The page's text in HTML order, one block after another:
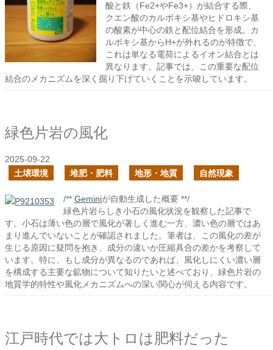
酸と鉄（Fe2+やFe3+）が結合する際、
クエン酸のカルボキシ基やヒドロキシ基
の酸素が中心の鉄と配位結合を形成。カ
ルボキシ基からH+が外れるのが特徴で、
これは単なる電荷によるイオン結合とは
異なります。記事では、この重要な配位
結合のメカニズムを深く掘り下げていくことを示唆しています。
緑色片岩の風化
2025-09-22
土壌環境
堆肥・肥料 地形・地質 自然現象
/** Geminiが自動生成した概要 **/
緑色片岩らしき小石の風化状況を観察した記事で
す。小石は薄い色の層で風化が著しく進む一方、濃い色の層ではあ
まり進んでいないことが確認されました。筆者は、この風化の差が
生じる原因に疑問を抱き、成分の違いか圧縮具合の差かを考察して
います。特に、もし成分が異なるのであれば、風化しにくい濃い層
を構成する主要な鉱物について知りたいと述べており、緑色片岩の
地質学的特性や風化メカニズムへの深い関心が伺える内容です。
江戸時代では大トロは肥料だった